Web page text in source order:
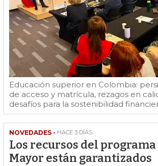
Educación superior en Colombia:
de acceso y matrícula, rezagos en
desafíos para la sostenibilidad
NOVEDADES - HACE 3 DÍAS
Los recursos del
Mayor están garantizados